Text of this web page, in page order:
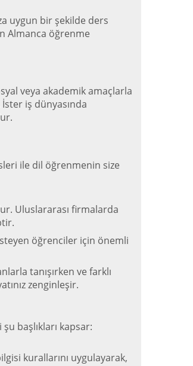
uygun bir şekilde ders
Almanca öğrenme
veya akademik amaçlarla
iş dünyasında
ile dil öğrenmenin size
Uluslararası firmalarda
öğrenciler için önemli
tanışırken ve farklı
zenginleşir.
başlıkları kapsar:
kurallarını uygulayarak,